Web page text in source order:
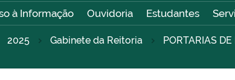
à Informação Ouvidoria Estudantes
2025 Gabinete da Reitoria PORTARIAS